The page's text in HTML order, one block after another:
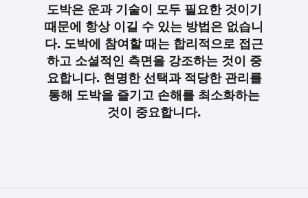
도박은 운과 기술이 모두 필요한 것이기
때문에 항상 이길 수 있는 방법은 없습니
다. 도박에 참여할 때는 합리적으로 접근
하고 소셜적인 측면을 강조하는 것이 중
요합니다. 현명한 선택과 적당한 관리를
통해 도박을 즐기고 손해를 최소화하는
것이 중요합니다.